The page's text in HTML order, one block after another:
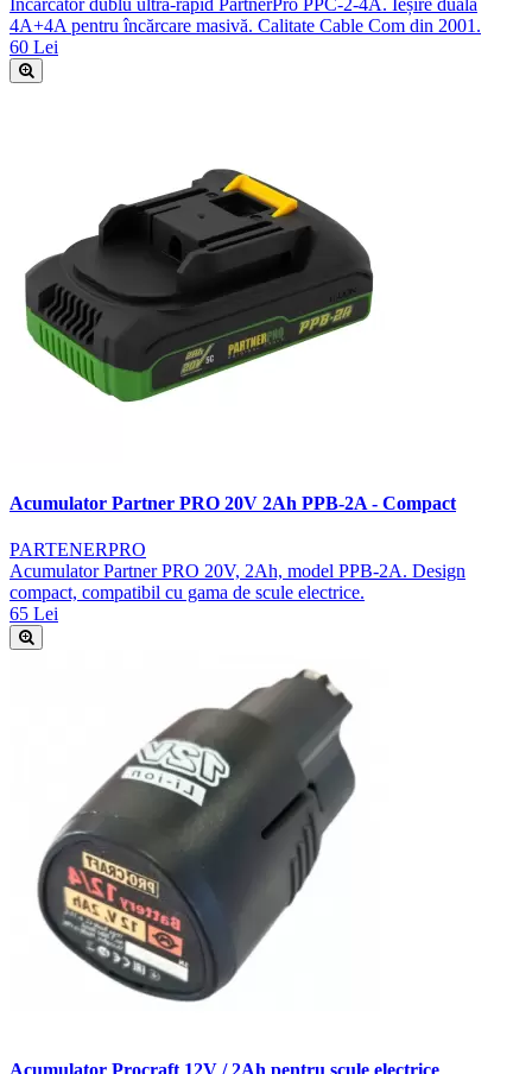
4A+4A pentru încărcare masivă. Calitate Cable Com din 2001.
60 Lei
Acumulator Partner PRO 20V 2Ah PPB-2A - Compact
PARTENERPRO
Acumulator Partner PRO 20V, 2Ah, model PPB-2A. Design
compact, compatibil cu gama de scule electrice.
65 Lei